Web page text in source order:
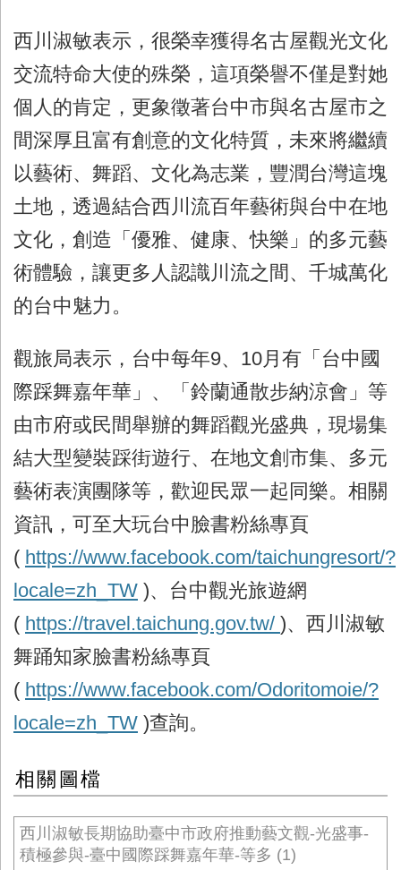
西川淑敏表示，很榮幸獲得名古屋觀光文化
交流特命大使的殊榮，這項榮譽不僅是對她
個人的肯定，更象徵著台中市與名古屋市之
間深厚且富有創意的文化特質，未來將繼續
以藝術、舞蹈、文化為志業，豐潤台灣這塊
土地，透過結合西川流百年藝術與台中在地
文化，創造「優雅、健康、快樂」的多元藝
術體驗，讓更多人認識川流之間、千城萬化
的台中魅力。
觀旅局表示，台中每年9、 10月有「台中國
際踩舞嘉年華」、「鈴蘭通散步納涼會」等
由市府或民間舉辦的舞蹈觀光盛典，現場集
結大型變裝踩街遊行、在地文創市集、多元
藝術表演團隊等，歡迎民眾一起同樂。相關
資訊，可至大玩台中臉書粉絲專頁
( https://www.facebook.com/taichungresort/?
locale=zh_TW )、台中觀光旅遊網
( https://travel.taichung.gov.tw/ )、西川淑敏
舞踊知家臉書粉絲專頁
( https://www.facebook.com/Odoritomoie/?
locale=zh_TW )查詢。
相關圖檔
西川淑敏長期協助臺中市政府推動藝文觀-光盛事-
積極參與-臺中國際踩舞嘉年華-等多 (1)